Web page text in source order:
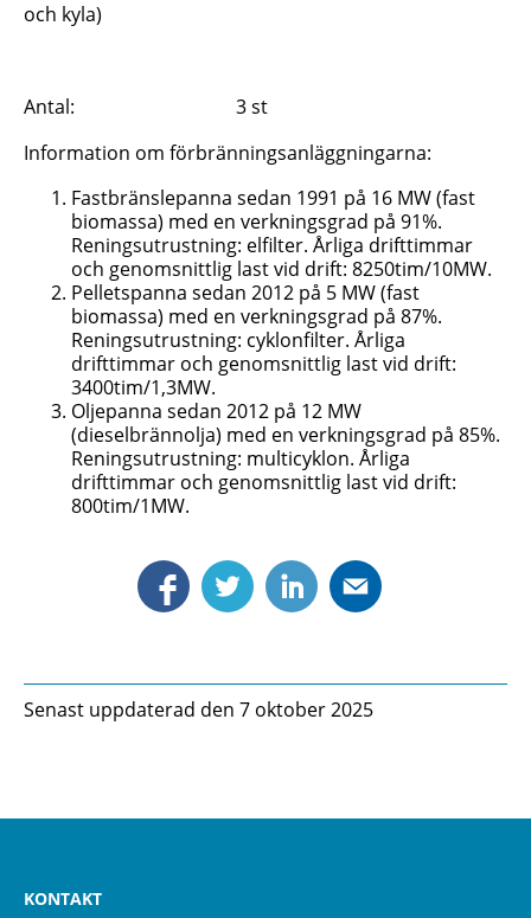
och kyla)
Antal: 3 st
Information om förbränningsanläggningarna:
Fastbränslepanna sedan 1991 på 16 MW (fast
biomassa) med en verkningsgrad på 91%.
Reningsutrustning: elfilter. Årliga drifttimmar
och genomsnittlig last vid drift: 8250tim/10MW.
Pelletspanna sedan 2012 på 5 MW (fast
biomassa) med en verkningsgrad på 87%.
Reningsutrustning: cyklonfilter. Årliga
drifttimmar och genomsnittlig last vid drift:
3400tim/1,3MW.
Oljepanna sedan 2012 på 12 MW
(dieselbrännolja) med en verkningsgrad på 85%.
Reningsutrustning: multicyklon. Årliga
drifttimmar och genomsnittlig last vid drift:
800tim/1MW.
Senast uppdaterad den 7 oktober 2025
KONTAKT